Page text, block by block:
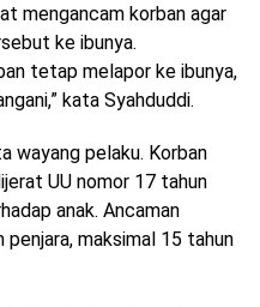
mengancam korban agar
ke ibunya.
tetap melapor ke ibunya,
kata Syahduddi.
wayang pelaku. Korban
UU nomor 17 tahun
anak. Ancaman
penjara, maksimal 15 tahun